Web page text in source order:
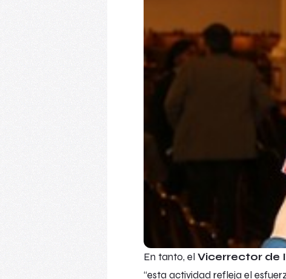
En tanto, el Vicerrector de
“esta actividad refleja el